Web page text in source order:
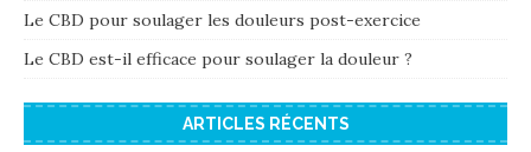
Le CBD pour soulager les douleurs post-exercice
Le CBD est-il efficace pour soulager la douleur ?
ARTICLES RÉCENTS